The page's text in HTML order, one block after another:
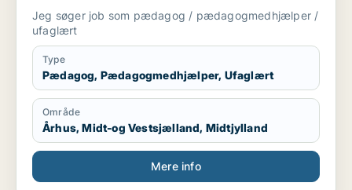
Jeg søger job som pædagog / pædagogmedhjælper /
ufaglært
Type
Pædagog, Pædagogmedhjælper, Ufaglært
Område
Århus, Midt-og Vestsjælland, Midtjylland
Mere info